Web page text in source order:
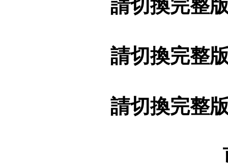
請切換完整
請切換完整
請切換完整